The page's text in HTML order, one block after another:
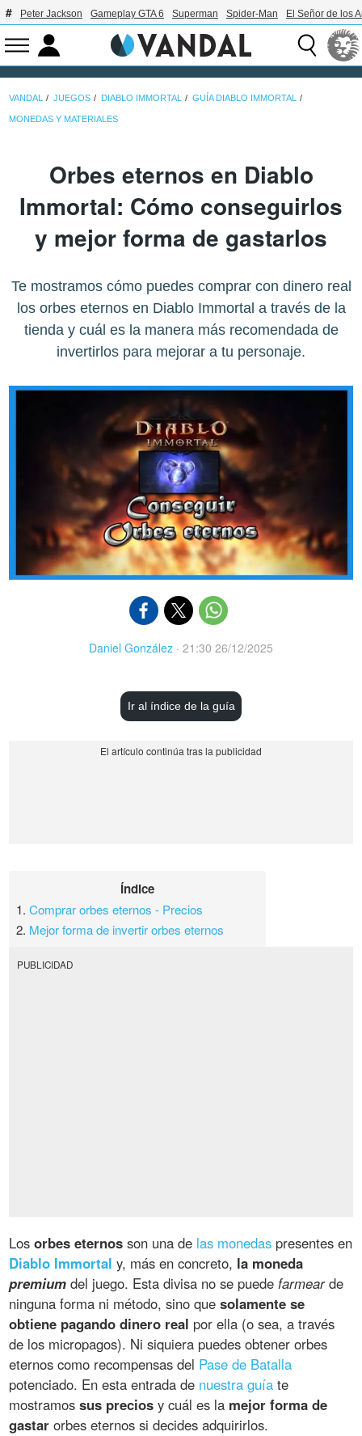
Peter Jackson Gameplay GTA 6 Superman Spider-Man El Señor de los
VANDAL JUEGOS DIABLO IMMORTAL GUÍA DIABLO IMMORTAL
MONEDAS Y MATERIALES
Orbes eternos en Diablo
Immortal: Cómo conseguirlos
y mejor forma de gastarlos
Te mostramos cómo puedes comprar con dinero real
los orbes eternos en Diablo Immortal a través de la
tienda y cuál es la manera más recomendada de
invertirlos para mejorar a tu personaje.
Daniel González · 21:30 26/12/2025
Ir al índice de la guía
Índice
1.Comprar orbes eternos - Precios
2. Mejor forma de invertir orbes eternos
PUBLICIDAD
Losorbes eternos son una de las monedas presentes en
Diablo Immortal y, más en concreto, la moneda
premium del juego. Esta divisa no se puedefarmearde
ninguna forma ni método, sino quesolamente se
obtiene pagando dinero real por ella (o sea, a través
de los micropagos). Ni siquiera puedes obtener orbes
eternos como recompensas del Pase de Batalla
potenciado. En esta entrada de nuestra guía te
mostramossus precios y cuál es la mejor forma de
gastar orbes eternos si decides adquirirlos.